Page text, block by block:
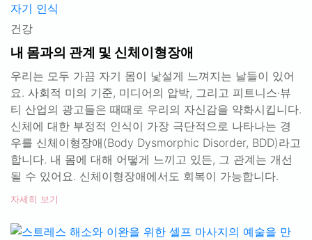
건강
내 몸과의 관계 및 신체이형장애
우리는 모두 가끔 자기 몸이 낯설게 느껴지는 날들이 있어
요. 사회적 미의 기준, 미디어의 압박, 그리고 피트니스·뷰
티 산업의 광고들은 때때로 우리의 자신감을 약화시킵니다.
신체에 대한 부정적 인식이 가장 극단적으로 나타나는 경
우를 신체이형장애(Body Dysmorphic Disorder, BDD)라고
합니다. 내 몸에 대해 어떻게 느끼고 있든, 그 관계는 개선
될 수 있어요. 신체이형장애에서도 회복이 가능합니다.
자세히 보기